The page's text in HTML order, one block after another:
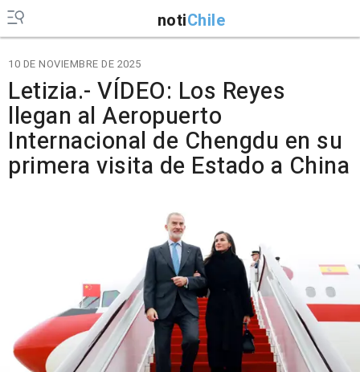
notiChile
10 DE NOVIEMBRE DE 2025
Letizia.- VÍDEO: Los Reyes
llegan al Aeropuerto
Internacional de Chengdu en su
primera visita de Estado a China